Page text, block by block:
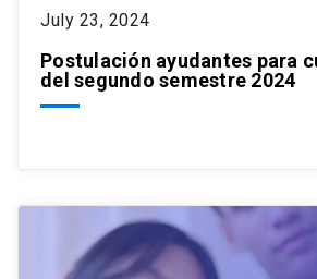
July 23, 2024
Postulación ayudantes para
del segundo semestre 2024